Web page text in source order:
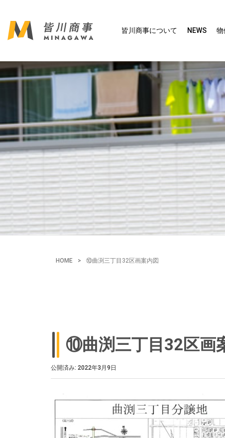
皆川商事について NEWS 物
HOME > ⑩曲渕三丁目32区画案内図
⑩曲渕三丁目32区画
公開済み: 2022年3月9日